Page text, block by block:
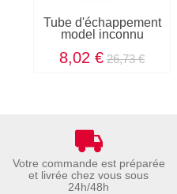
Tube d'échappement
model inconnu
8,02 € 26,73 €
Votre commande est préparée
et livrée chez vous sous
24h/48h